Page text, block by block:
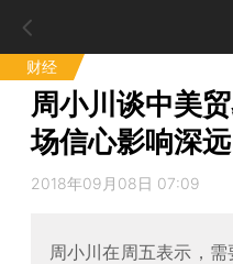
财经
周小川谈中美
场信心影响深远
2018年09月08日 07:09
周小川在周五表示，